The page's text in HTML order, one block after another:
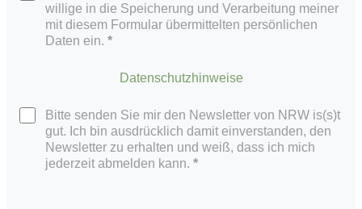
willige in die Speicherung und Verarbeitung meiner
mit diesem Formular übermittelten persönlichen
Daten ein.
Datenschutzhinweise
Bitte senden Sie mir den Newsletter von NRW is(s)t
gut. Ich bin ausdrücklich damit einverstanden, den
Newsletter zu erhalten und weiß, dass ich mich
jederzeit abmelden kann.